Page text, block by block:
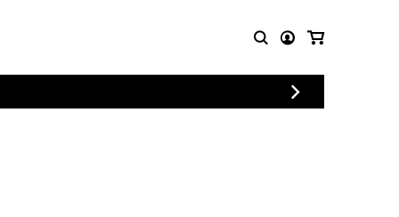
CONNEXION